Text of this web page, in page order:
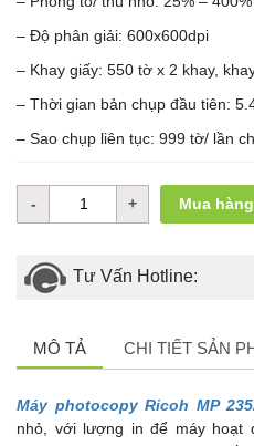
– Độ phân giải: 600x600dpi
– Khay giấy: 550 tờ x 2 khay,
– Thời gian bản chụp đầu tiên:
– Sao chụp liên tục: 999 tờ/ lần
Mua hàng
Tư Vấn Hotline:
MÔ TẢ CHI TIẾT SẢN
Máy photocopy Ricoh MP
nhỏ, với lượng in để máy hoạt